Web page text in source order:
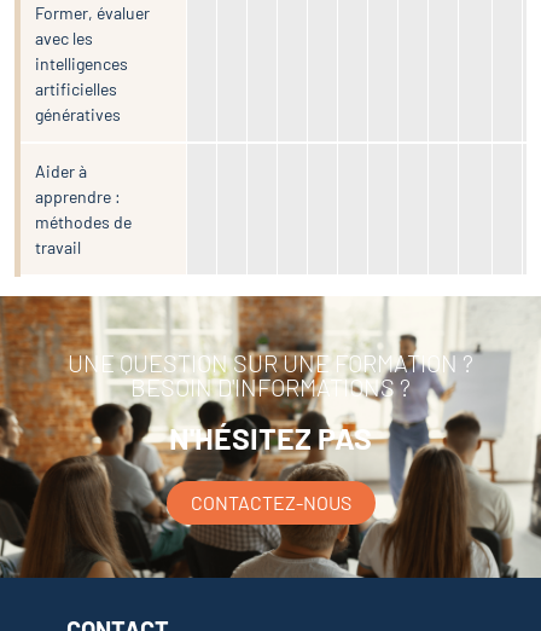
Former, évaluer
avec les
intelligences
artificielles
génératives
Aider à
apprendre :
méthodes de
travail
UNE QUESTION SUR UNE FORMATION ?
BESOIN D'INFORMATIONS ?
N'HÉSITEZ PAS
CONTACTEZ-NOUS